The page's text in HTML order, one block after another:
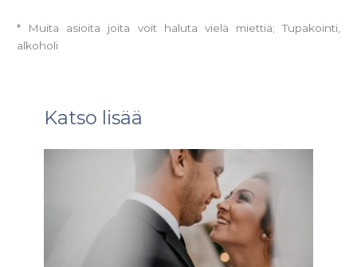
* Muita asioita joita voit haluta vielä miettiä; Tupakointi,
alkoholi
Katso lisää